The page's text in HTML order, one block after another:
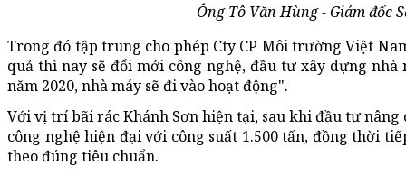
Ông Tô Văn Hùng - Giám đốc
Trong đó tập trung cho phép Cty CP Môi trường Việt
quả thì nay sẽ đổi mới công nghệ, đầu tư xây dựng
năm 2020, nhà máy sẽ đi vào hoạt động".
Với vị trí bãi rác Khánh Sơn hiện tại, sau khi đầu tư
công nghệ hiện đại với công suất 1.500 tấn, đồng thời
theo đúng tiêu chuẩn.